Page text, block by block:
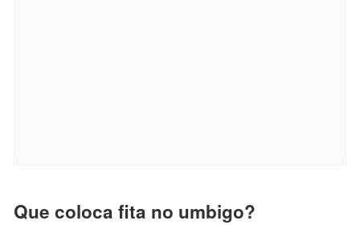
Que coloca fita no umbigo?